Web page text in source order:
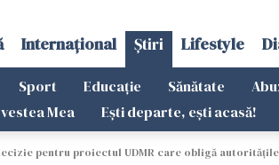
Internațional Știri Lifestyle
Sport Educație Sănătate
Mea
Ești departe, ești acasă!
pentru proiectul UDMR care obligă